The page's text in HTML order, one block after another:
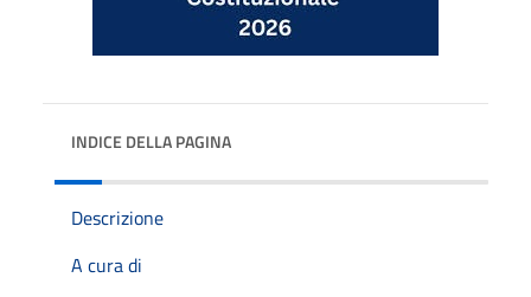
INDICE DELLA PAGINA
Descrizione
A cura di